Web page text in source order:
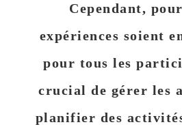
Cependant,
expériences soient
pour tous les
crucial de gérer les
planifier des